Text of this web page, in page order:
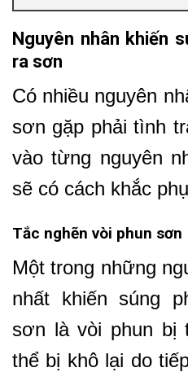
Nguyên nhân khiến
ra sơn
Có nhiều nguyên
sơn gặp phải tình
vào từng nguyên
sẽ có cách khắc
Tắc nghẽn vòi phun sơn
Một trong những
nhất khiến súng
sơn là vòi phun bị
thể bị khô lại do